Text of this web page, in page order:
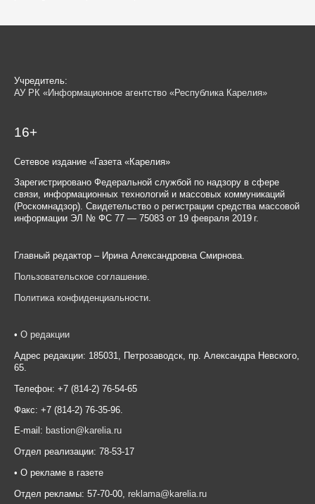
Учредитель:
АУ РК «Информационное агентство «Республика Карелия»
16+
Сетевое издание «Газета «Карелия»
Зарегистрировано Федеральной службой по надзору в сфере
связи, информационных технологий и массовых коммуникаций
(Роскомнадзор). Свидетельство о регистрации средства массовой
информации ЭЛ № ФС 77 — 75083 от 19 февраля 2019 г.
Главный редактор – Ирина Александровна Смирнова.
Пользовательское соглашение
Политика конфиденциальности
• О редакции
Адрес редакции: 185031, Петрозаводск, пр. Александра Невского,
65.
Телефон: +7 (814-2) 76-54-65
Факс: +7 (814-2) 76-35-96.
E-mail: bastion@karelia.ru
Отдел реализации: 78-53-17
• О рекламе в газете
Отдел рекламы: 57-70-00, reklama@karelia.ru